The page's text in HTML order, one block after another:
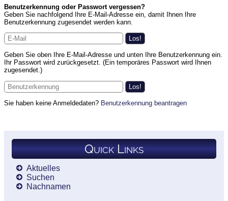
Benutzerkennung oder Passwort vergessen?
Geben Sie nachfolgend Ihre E-Mail-Adresse ein, damit Ihnen Ihre
Benutzerkennung zugesendet werden kann.
Geben Sie oben Ihre E-Mail-Adresse und unten Ihre Benutzerkennung ein.
Ihr Passwort wird zurückgesetzt. (Ein temporäres Passwort wird Ihnen
zugesendet.)
Sie haben keine Anmeldedaten? Benutzerkennung beantragen
Quick Links
Aktuelles
Suchen
Nachnamen